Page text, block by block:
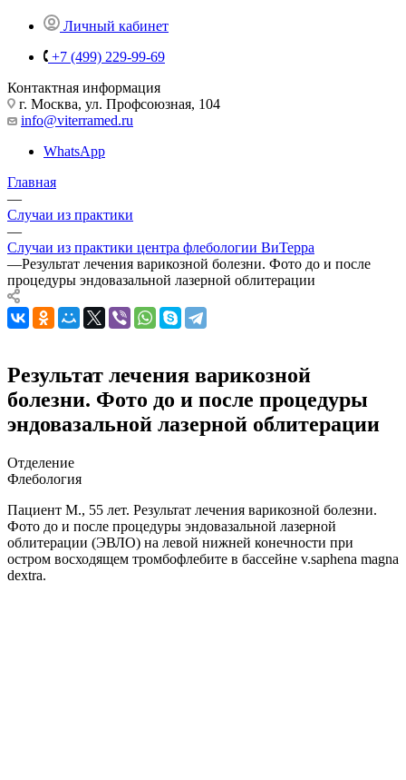
Личный кабинет
+7 (499) 229-99-69
Контактная информация
г. Москва, ул. Профсоюзная, 104
info@viterramed.ru
WhatsApp
Главная
—
Случаи из практики
—
Случаи из практики центра флебологии ВиТерра
—Результат лечения варикозной болезни. Фото до и после
процедуры эндовазальной лазерной облитерации
Результат лечения варикозной
болезни. Фото до и после процедуры
эндовазальной лазерной облитерации
Отделение
Флебология
Пациент М., 55 лет. Результат лечения варикозной болезни.
Фото до и после процедуры эндовазальной лазерной
облитерации (ЭВЛО) на левой нижней конечности при
остром восходящем тромбофлебите в бассейне v.saphena magna
dextra.